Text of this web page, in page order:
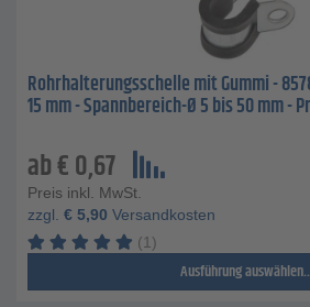
Rohrhalterungsschelle mit Gummi -
15 mm - Spannbereich-Ø 5 bis 50 mm -
ab€0,67
Preis inkl. MwSt.
zzgl. € 5,90 Versandkosten
(1)
Ausführung